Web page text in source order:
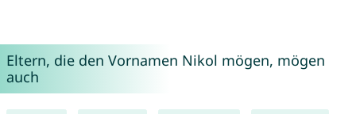
Eltern, die den Vornamen Nikol mögen, mögen
auch